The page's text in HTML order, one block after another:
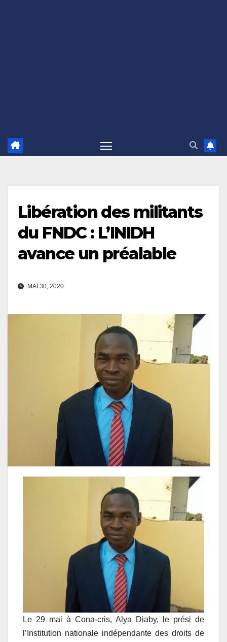
Libération des militants
du FNDC : L’INIDH
avance un préalable
MAI 30, 2020
Le 29 mai à Cona-cris, Alya Diaby, le prési de
l’Institution nationale indépendante des droits de